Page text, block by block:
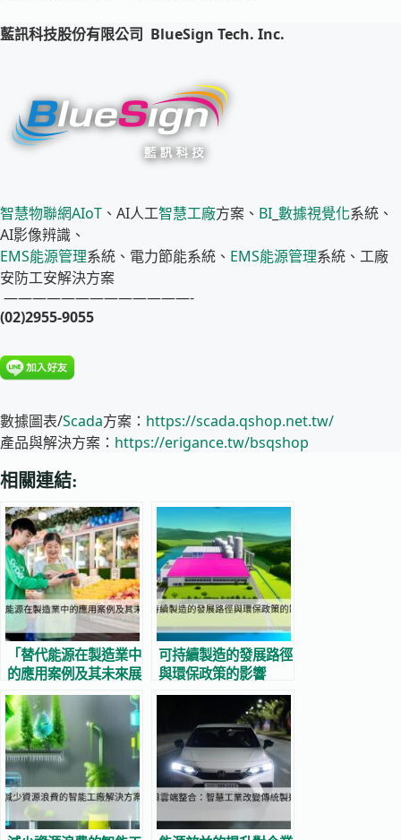
藍訊科技股份有限公司 BlueSign Tech. Inc.
智慧物聯網AIoT 、AI人工智慧工廠方案、 BI 數據視覺化系統、
AI影像辨識、
EMS能源管理系統、電力節能系統、 EMS能源管理系統、工廠
安防工安解決方案
—————————————-
(02)2955-9055
數據圖表/Scada方案： https://scada.qshop.net.tw/
產品與解決方案： https://erigance.tw/bsqshop
相關連結:
「替代能源在製造業中
的應用案例及其未來展
望」
可持續製造的發展路徑
與環保政策的影響